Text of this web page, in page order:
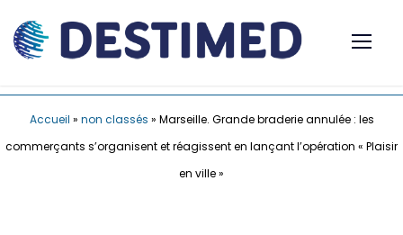
Accueil » non classés » Marseille. Grande braderie annulée : les
commerçants s’organisent et réagissent en lançant l’opération « Plaisir
en ville »